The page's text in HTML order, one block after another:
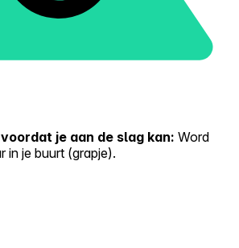
je aan de slag kan: Word
in je buurt (grapje).